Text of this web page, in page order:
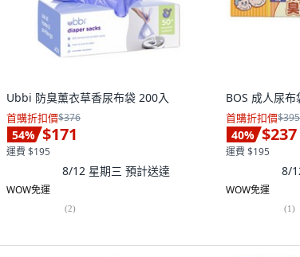
Ubbi 防臭薰衣草香尿布袋 200入
首購折扣價$376
54% $171
運費 $195
8/12 星期三 預計送達
WOW免運
(2)
BOS 成人尿
首購折扣價$395
40% $237
運費 $195
8/
WOW免運
(1)